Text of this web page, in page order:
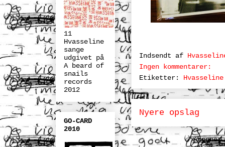
Indsendt af
Ingen kommentarer:
Etiketter:
Nyere opslag
11
Hvasseline
sange
udgivet på
A beard of
snails
records
2012
GO-CARD
2010